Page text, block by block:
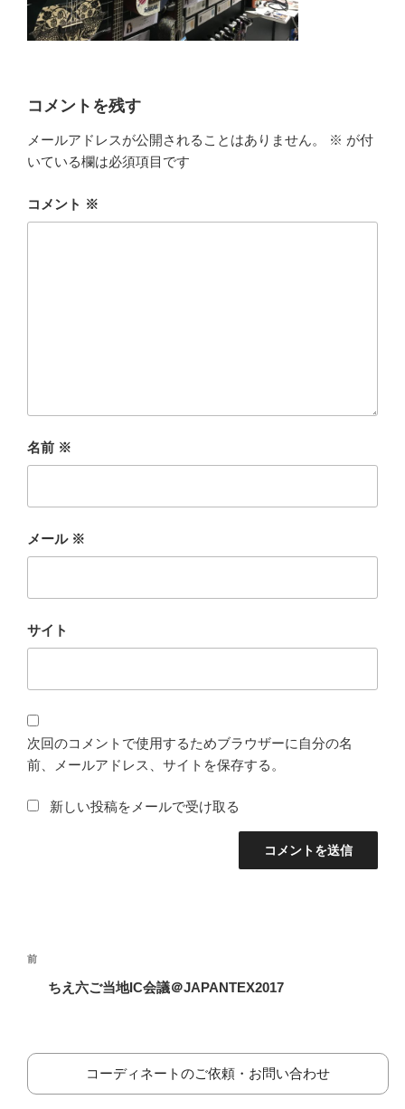
コメントを残す
メールアドレスが公開されることはありません。 ※ が付
いている欄は必須項目です
コメント ※
名前 ※
メール ※
サイト
次回のコメントで使用するためブラウザーに自分の名
前、メールアドレス、サイトを保存する。
新しい投稿をメールで受け取る
投
ゲ
シ
前
前
ちえ六ご当地IC会議＠JAPANTEX2017
コーディネートのご依頼・お問い合わせ